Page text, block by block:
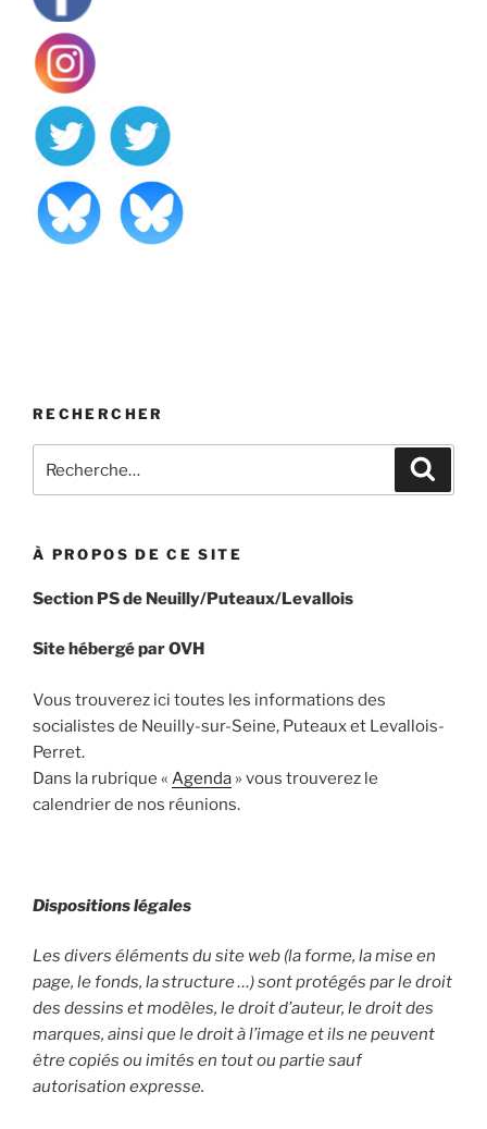
RECHERCHER
pour
À PROPOS DE CE SITE
Section PS de Neuilly/Puteaux/Levallois
Site hébergé par OVH
Vous trouverez ici toutes les informations des
socialistes de Neuilly-sur-Seine, Puteaux et Levallois-
Perret.
Dans la rubrique « Agenda » vous trouverez le
calendrier de nos réunions.
Dispositions légales
Les divers éléments du site web (la forme, la mise en
page, le fonds, la structure …) sont protégés par le droit
des dessins et modèles, le droit d’auteur, le droit des
marques, ainsi que le droit à l’image et ils ne peuvent
être copiés ou imités en tout ou partie sauf
autorisation expresse.